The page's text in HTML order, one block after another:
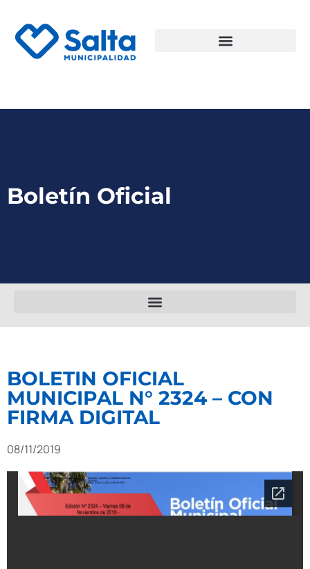
Boletín Oficial
BOLETIN OFICIAL
MUNICIPAL N° 2324 – CON
FIRMA DIGITAL
08/11/2019